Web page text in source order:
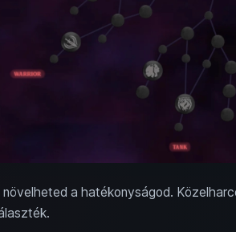
a hatékonyságod.